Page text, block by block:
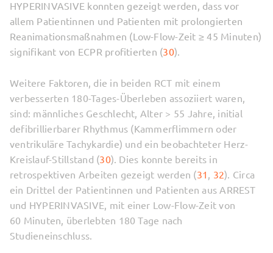
HYPERINVASIVE konnten gezeigt werden, dass vor
allem Patientinnen und Patienten mit prolongierten
Reanimationsmaßnahmen (Low-Flow-Zeit ≥ 45 Minuten)
signifikant von ECPR profitierten (30).
Weitere Faktoren, die in beiden RCT mit einem
verbesserten 180-Tages-Überleben assoziiert waren,
sind: männliches Geschlecht, Alter > 55 Jahre, initial
defibrillierbarer Rhythmus (Kammerflimmern oder
ventrikuläre Tachykardie) und ein beobachteter Herz-
Kreislauf-Stillstand (30). Dies konnte bereits in
retrospektiven Arbeiten gezeigt werden (31 32). Circa
ein Drittel der Patientinnen und Patienten aus ARREST
und HYPERINVASIVE, mit einer Low-Flow-Zeit von
60 Minuten, überlebten 180 Tage nach
Studieneinschluss.